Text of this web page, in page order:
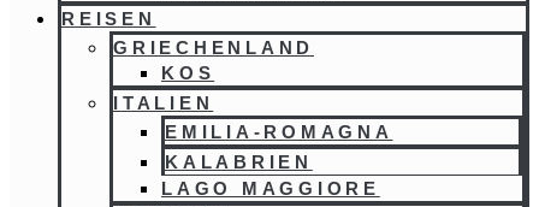
REISEN
GRIECHENLAND
KOS
ITALIEN
EMILIA-ROMAGNA
KALABRIEN
LAGO MAGGIORE